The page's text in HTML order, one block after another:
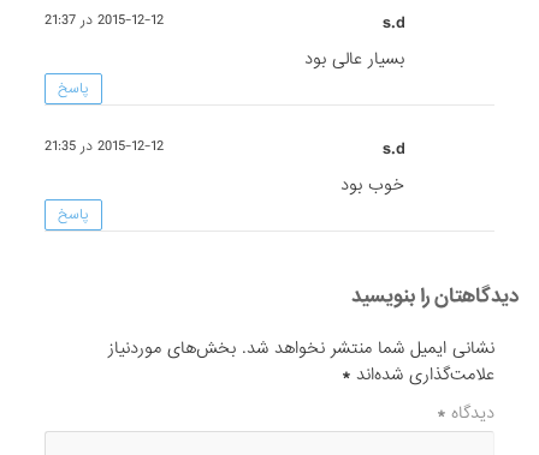
s.d 2015-12-12 در 21:37
بسیار عالی بود
پاسخ
s.d 2015-12-12 در 21:35
خوب بود
پاسخ
دیدگاهتان را بنویسید
نشانی ایمیل شما منتشر نخواهد شد. بخش‌های موردنیاز
علامت‌گذاری شده‌اند*
دیدگاه*